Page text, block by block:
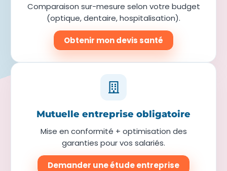
Comparaison sur-mesure selon votre budget
(optique, dentaire, hospitalisation).
Obtenir mon devis santé
Mutuelle entreprise obligatoire
Mise en conformité + optimisation des
garanties pour vos salariés.
Demander une étude entreprise